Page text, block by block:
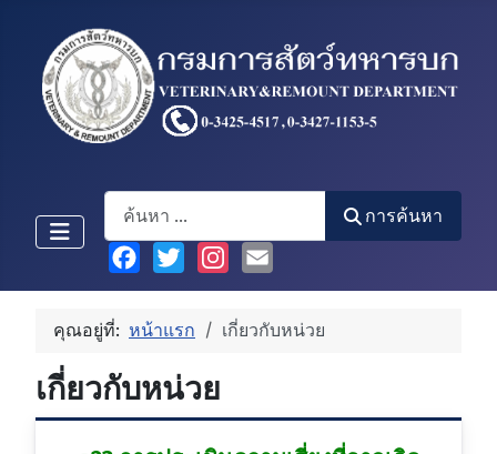
Search
การค้นหา
Facebook
TwitterInstagram
Email
คุณอยู่ที่: หน้าแรก เกี่ยวกับหน่วย
เกี่ยวกับหน่วย